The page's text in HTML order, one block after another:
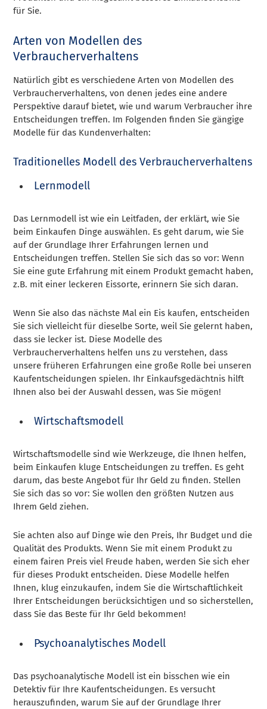
für Sie.
Arten von Modellen des
Verbraucherverhaltens
Natürlich gibt es verschiedene Arten von Modellen des
Verbraucherverhaltens, von denen jedes eine andere
Perspektive darauf bietet, wie und warum Verbraucher ihre
Entscheidungen treffen. Im Folgenden finden Sie gängige
Modelle für das Kundenverhalten:
Traditionelles Modell des Verbraucherverhaltens
Lernmodell
Das Lernmodell ist wie ein Leitfaden, der erklärt, wie Sie
beim Einkaufen Dinge auswählen. Es geht darum, wie Sie
auf der Grundlage Ihrer Erfahrungen lernen und
Entscheidungen treffen. Stellen Sie sich das so vor: Wenn
Sie eine gute Erfahrung mit einem Produkt gemacht haben,
z.B. mit einer leckeren Eissorte, erinnern Sie sich daran.
Wenn Sie also das nächste Mal ein Eis kaufen, entscheiden
Sie sich vielleicht für dieselbe Sorte, weil Sie gelernt haben,
dass sie lecker ist. Diese Modelle des
Verbraucherverhaltens helfen uns zu verstehen, dass
unsere früheren Erfahrungen eine große Rolle bei unseren
Kaufentscheidungen spielen. Ihr Einkaufsgedächtnis hilft
Ihnen also bei der Auswahl dessen, was Sie mögen!
Wirtschaftsmodell
Wirtschaftsmodelle sind wie Werkzeuge, die Ihnen helfen,
beim Einkaufen kluge Entscheidungen zu treffen. Es geht
darum, das beste Angebot für Ihr Geld zu finden. Stellen
Sie sich das so vor: Sie wollen den größten Nutzen aus
Ihrem Geld ziehen.
Sie achten also auf Dinge wie den Preis, Ihr Budget und die
Qualität des Produkts. Wenn Sie mit einem Produkt zu
einem fairen Preis viel Freude haben, werden Sie sich eher
für dieses Produkt entscheiden. Diese Modelle helfen
Ihnen, klug einzukaufen, indem Sie die Wirtschaftlichkeit
Ihrer Entscheidungen berücksichtigen und so sicherstellen,
dass Sie das Beste für Ihr Geld bekommen!
Psychoanalytisches Modell
Das psychoanalytische Modell ist ein bisschen wie ein
Detektiv für Ihre Kaufentscheidungen. Es versucht
herauszufinden, warum Sie auf der Grundlage Ihrer